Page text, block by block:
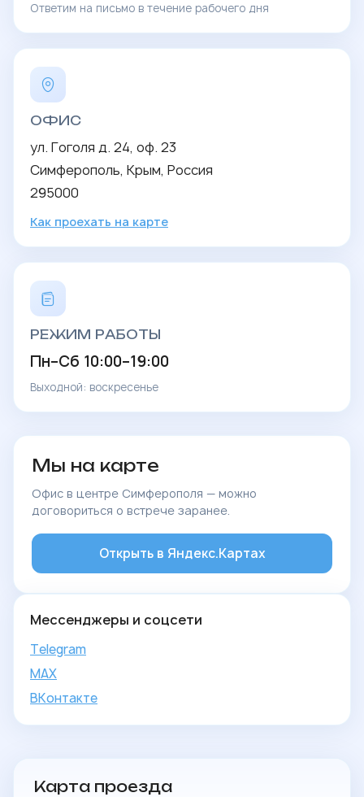
Ответим на письмо в течение рабочего дня
ОФИС
ул. Гоголя д. 24, оф. 23
Симферополь, Крым, Россия
295000
Как проехать на карте
РЕЖИМ РАБОТЫ
Пн–Сб 10:00–19:00
Выходной: воскресенье
Мы на карте
Офис в центре Симферополя — можно
договориться о встрече заранее.
Открыть в Яндекс.Картах
Мессенджеры и соцсети
Telegram
MAX
ВКонтакте
Карта проезда